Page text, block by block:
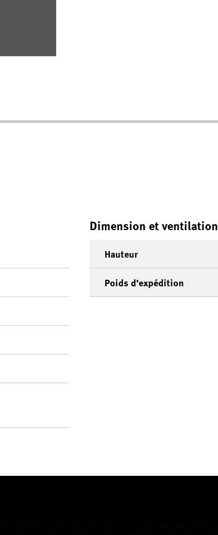
Dimension et ventilation
Hauteur
Poids d’expédition